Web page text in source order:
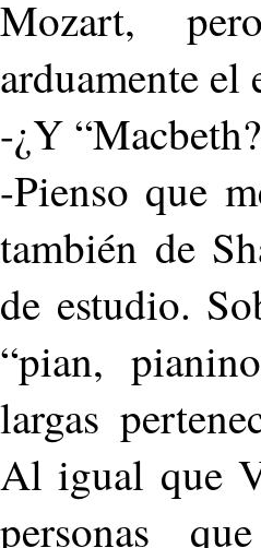
Mozart,
arduamente
-¿Y “Macbeth?
-Pienso que
también de
de estudio.
“pian,
largas
Al igual que
personas